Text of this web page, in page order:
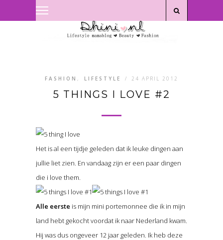
FASHION , LIFESTYLE / 24 APRIL 2012
5 THINGS I LOVE #2
Het is al een tijdje geleden dat ik leuke dingen aan
jullie liet zien. En vandaag zijn er een paar dingen
die i love them.
Alle eerste is mijn mini portemonnee die ik in mijn
land hebt gekocht voordat ik naar Nederland kwam.
Hij was dus ongeveer 12 jaar geleden. Ik heb deze